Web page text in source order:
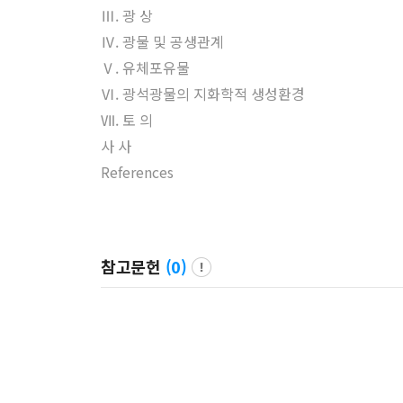
Ⅲ. 광 상
Ⅳ. 광물 및 공생관계
Ⅴ. 유체포유물
Ⅵ. 광석광물의 지화학적 생성환경
Ⅶ. 토 의
사 사
References
참고문헌 (0)